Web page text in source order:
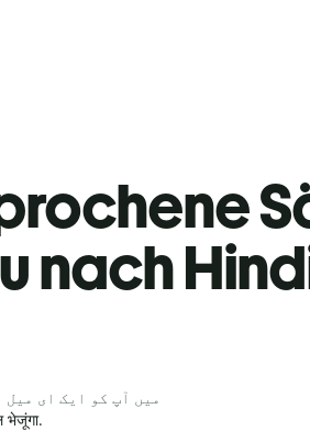
nach
میں آپ کو ایک ای میل
भेजूंगा.